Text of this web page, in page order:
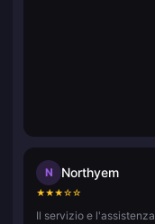
N Northyem
★★★☆☆
Il servizio e l'assistenza